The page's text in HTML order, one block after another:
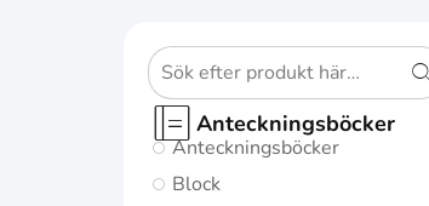
Anteckningsböcker
Anteckningsböcker
Block